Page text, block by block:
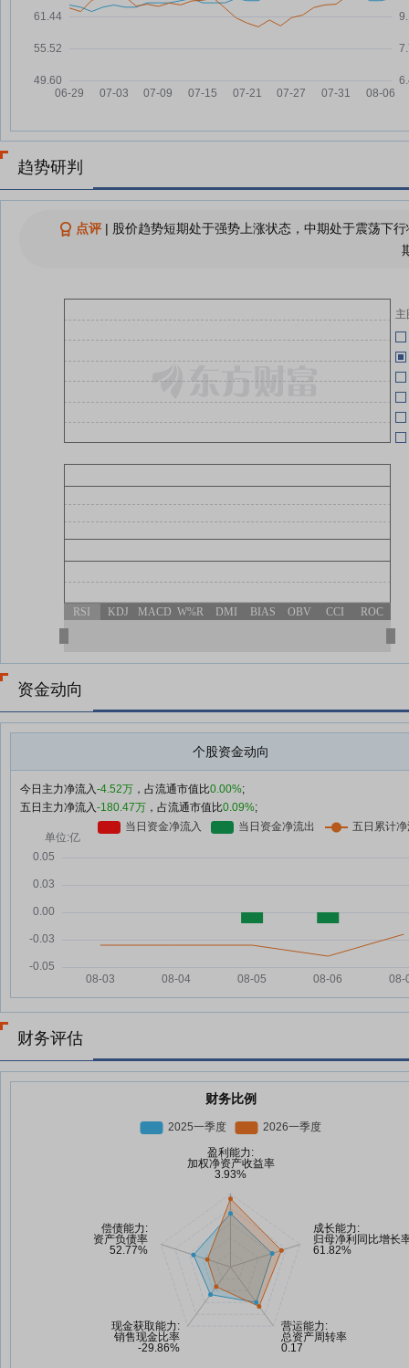
南都物业6月2日盘中跌幅达5%
06-02
06-01
查看更多 05-14
05-09
04-30
04-22
趋势研判
点评| 股价趋势短期处于强势上涨状态，中期处于震荡下
主
RSI KDJ MACD W%R DMI BIAS OBV CCI ROC
资金动向
个股资金动向
今日主力净流入-4.52万 ，占流通市值比0.00%;
五日主力净流入-180.47万 ，占流通市值比0.09%;
财务评估
财务比例